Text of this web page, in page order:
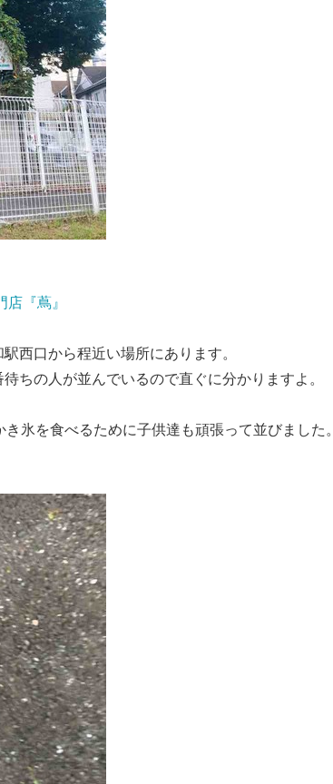
店『蔦』
西口から程近い場所にあります。
ちの人が並んでいるので直ぐに分かりますよ。
氷を食べるために子供達も頑張って並びました。